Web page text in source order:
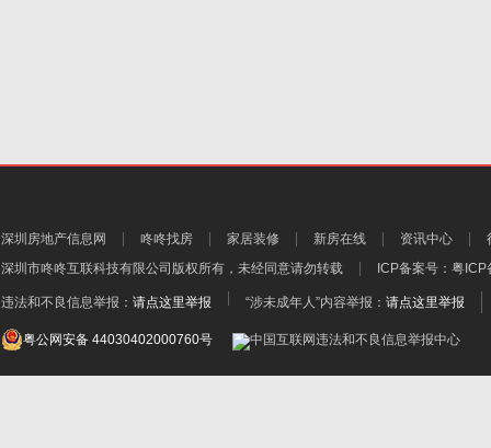
深圳房地产信息网 咚咚找房 家居装修 新房在线 资讯中心
深圳市咚咚互联科技有限公司 版权所有，未经同意请勿转载 ICP备案号： 粤ICP
违法和不良信息举报： 请点这里举报 “涉未成年人”内容举报： 请点这里举报
粤公网安备 44030402000760号